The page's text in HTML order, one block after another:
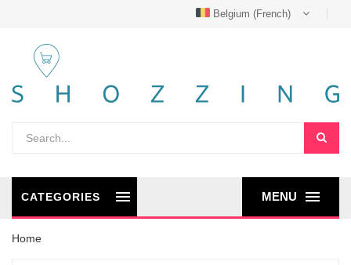
Belgium (French)
MENU
CATEGORIES
Home